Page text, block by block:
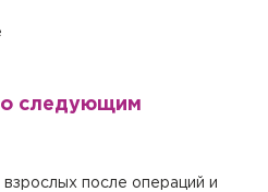
следующим
после операций и